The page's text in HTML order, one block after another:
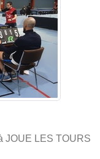
JOUE LES TOURS